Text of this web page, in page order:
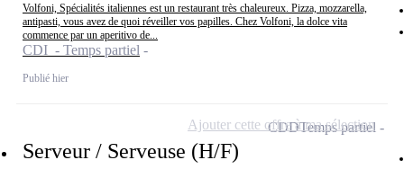
Volfoni, Spécialités italiennes est un restaurant très chaleureux. Pizza, mozzarella,
antipasti, vous avez de quoi réveiller vos papilles. Chez Volfoni, la dolce vita
commence par un aperitivo de...
CDI - Temps partiel
Publié hier
Serveur / Serveuse (H/F)
CDDTemps partiel
Ajouter cette offre à ma sélection